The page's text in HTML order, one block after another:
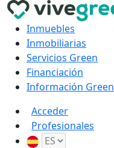
Inmuebles
Inmobiliarias
Servicios Green
Financiación
Información Green
Acceder
Profesionales